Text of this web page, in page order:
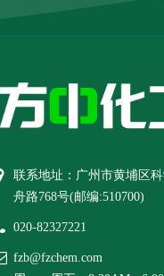
联系地址：广州市黄埔区
舟路768号(邮编:510700)
020-82327221
fzb@fzchem.com